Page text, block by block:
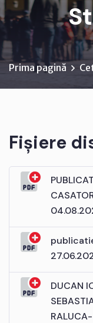
Prima pagină
Fișiere
DUCAN
RALUCA-